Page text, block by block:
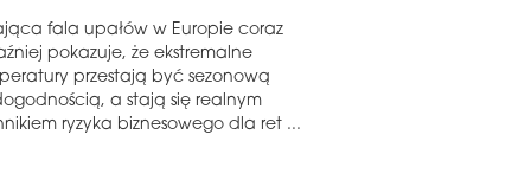
JLL zakończyła kompleksową
swojej warszawskiej siedziby w
Warsaw Spire. Biuro zostało
w duchu idei „ReThink.
ReSpire”, podkreślając nowoczesne,
fala upałów w Europie coraz
pokazuje, że ekstremalne
przestają być sezonową
a stają się realnym